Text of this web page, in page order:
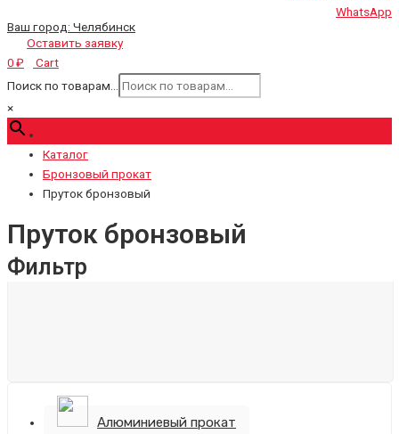
WhatsApp
Ваш город: Челябинск
Оставить заявку
0 ₽
Cart
Поиск по товарам...
×
Каталог
Бронзовый прокат
Пруток бронзовый
Пруток бронзовый
Фильтр
Алюминиевый прокат